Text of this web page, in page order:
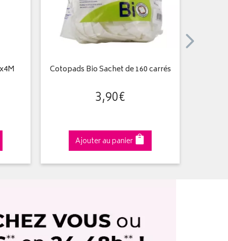
Cotopads Bio Sachet de 160 carrés
3,90€
Ajouter au panier